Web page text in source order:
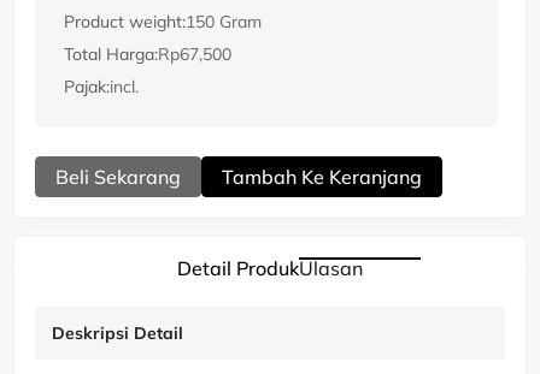
Product weight:150 Gram
Total Harga:Rp67,500
Pajak:incl.
Beli Sekarang Tambah Ke Keranjang
Detail ProdukUlasan
Deskripsi Detail